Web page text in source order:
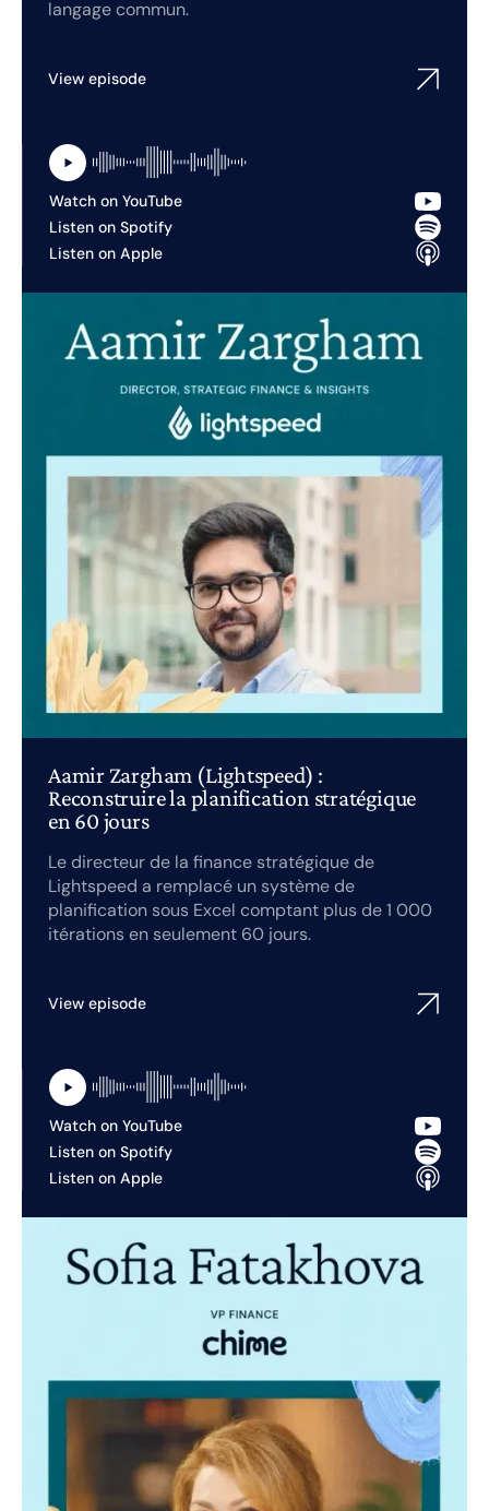
langage commun.
View episode
Watch on YouTube
Listen on Spotify
Listen on Apple
Aamir Zargham (Lightspeed) :
Reconstruire la planification stratégique
en 60 jours
Le directeur de la finance stratégique de
Lightspeed a remplacé un système de
planification sous Excel comptant plus de 1 000
itérations en seulement 60 jours.
View episode
Watch on YouTube
Listen on Spotify
Listen on Apple